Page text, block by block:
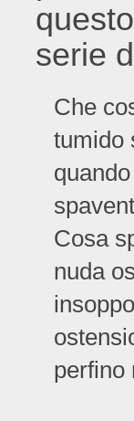
serie
Che
tumido
Cosa
nuda
perfino